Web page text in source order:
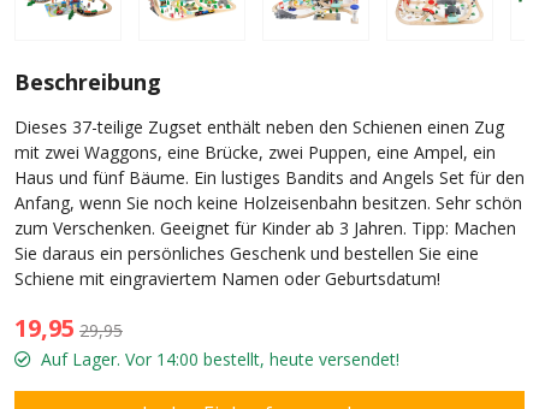
Beschreibung
Dieses 37-teilige Zugset enthält neben den Schienen einen Zug
mit zwei Waggons, eine Brücke, zwei Puppen, eine Ampel, ein
Haus und fünf Bäume. Ein lustiges Bandits and Angels Set für den
Anfang, wenn Sie noch keine Holzeisenbahn besitzen. Sehr schön
zum Verschenken. Geeignet für Kinder ab 3 Jahren. Tipp: Machen
Sie daraus ein persönliches Geschenk und bestellen Sie eine
Schiene mit eingraviertem Namen oder Geburtsdatum!
19,95 29,95
Auf Lager. Vor 14:00 bestellt, heute versendet!